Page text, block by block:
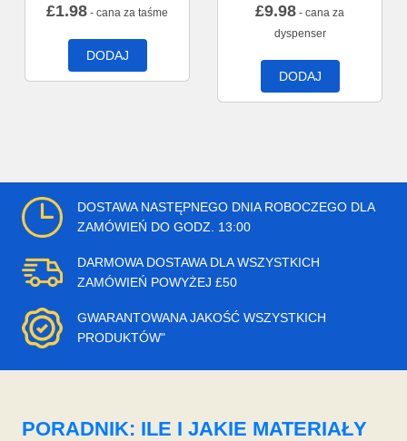
£1.98 - cana za taśme
DODAJ
£9.98 - cana za
dyspenser
DODAJ
DOSTAWA NASTĘPNEGO DNIA ROBOCZEGO DLA
ZAMÓWIEŃ DO GODZ. 13:00
DARMOWA DOSTAWA DLA WSZYSTKICH
ZAMÓWIEŃ POWYŻEJ £50
GWARANTOWANA JAKOŚĆ WSZYSTKICH
PRODUKTÓW"
PORADNIK: ILE I JAKIE MATERIAŁY